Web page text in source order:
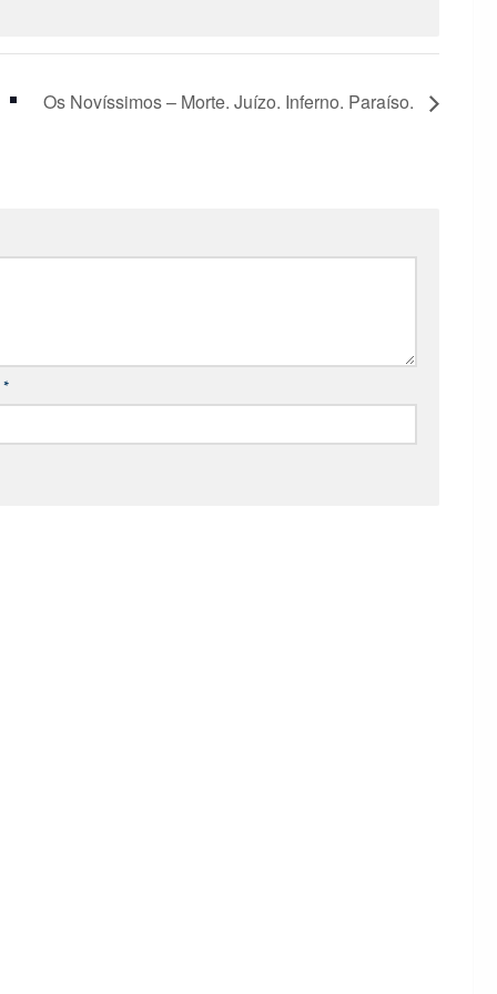
Os Novíssimos – Morte. Juízo. Inferno. Paraíso.
*